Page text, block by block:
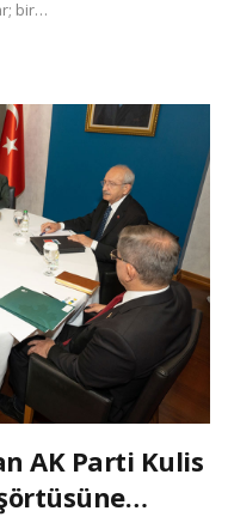
bir…
AK Parti Kulis